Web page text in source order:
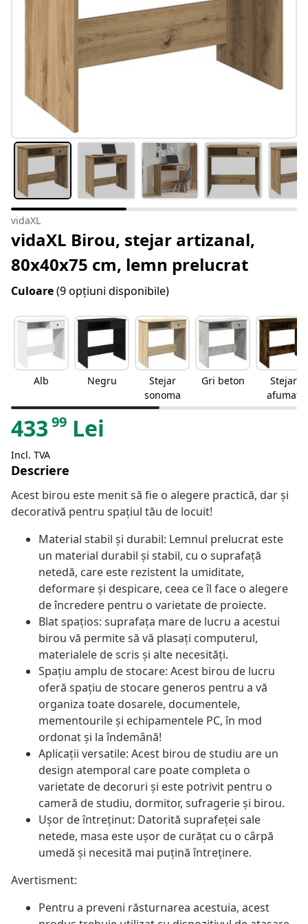
vidaXL
vidaXL Birou, stejar artizanal,
80x40x75 cm, lemn prelucrat
Culoare(9 opțiuni disponibile)
Alb Negru
Stejar
sonoma
Gri beton
Stejar
afumat
433 99 Lei
Incl. TVA
Descriere
Acest birou este menit să fie o alegere practică, dar și
decorativă pentru spațiul tău de locuit!
Material stabil și durabil: Lemnul prelucrat este
un material durabil și stabil, cu o suprafață
netedă, care este rezistent la umiditate,
deformare și despicare, ceea ce îl face o alegere
de încredere pentru o varietate de proiecte.
Blat spațios: suprafața mare de lucru a acestui
birou vă permite să vă plasați computerul,
materialele de scris și alte necesități.
Spațiu amplu de stocare: Acest birou de lucru
oferă spațiu de stocare generos pentru a vă
organiza toate dosarele, documentele,
mementourile și echipamentele PC, în mod
ordonat și la îndemână!
Aplicații versatile: Acest birou de studiu are un
design atemporal care poate completa o
varietate de decoruri și este potrivit pentru o
cameră de studiu, dormitor, sufragerie și birou.
Ușor de întreținut: Datorită suprafeței sale
netede, masa este ușor de curățat cu o cârpă
umedă și necesită mai puțină întreținere.
Avertisment:
Pentru a preveni răsturnarea acestuia, acest